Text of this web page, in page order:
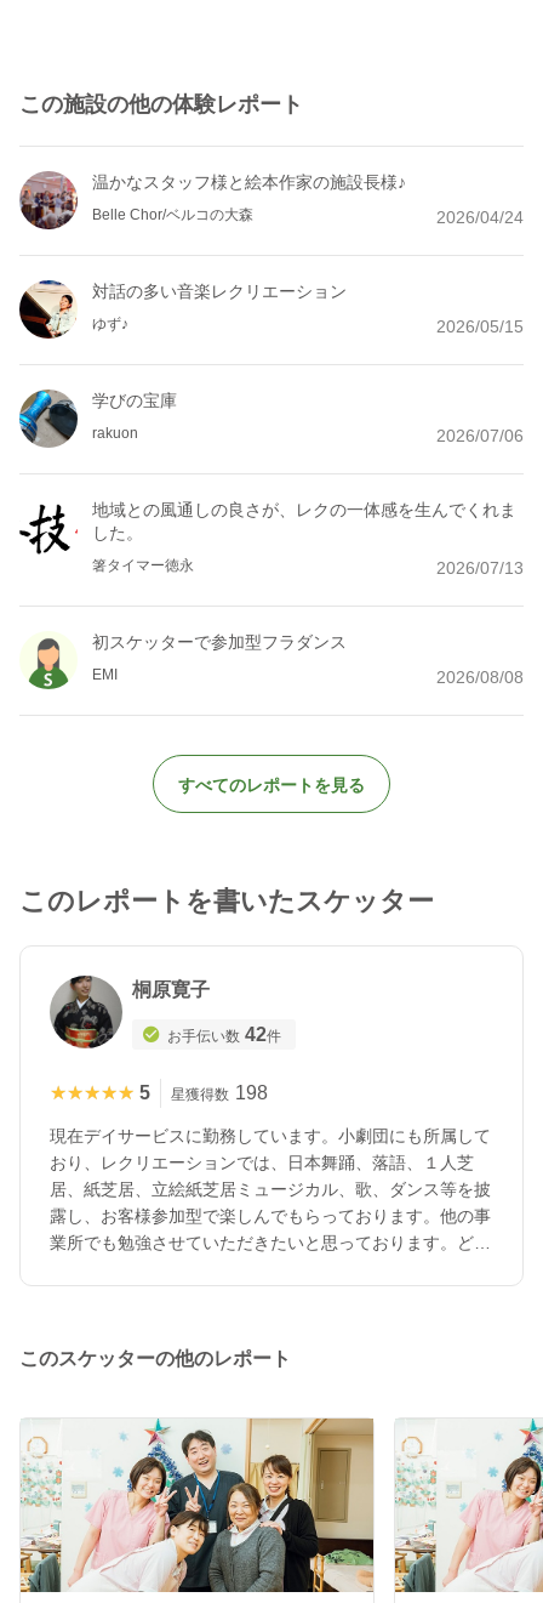
この施設の他の体験レポート
温かなスタッフ様と絵本作家の施設長様♪
Belle Chor/ベルコの大森 2026/04/24
対話の多い音楽レクリエーション
ゆず♪ 2026/05/15
学びの宝庫
rakuon 2026/07/06
地域との風通しの良さが、レクの一体感を生んでくれま
した。
箸タイマー徳永 2026/07/13
初スケッターで参加型フラダンス
EMI 2026/08/08
すべてのレポートを見る
このレポートを書いたスケッター
桐原寛子
お手伝い数 42件
★★★★★
★★★★★ 5 星獲得数 198
現在デイサービスに勤務しています。小劇団にも所属して
おり、レクリエーションでは、日本舞踊、落語、１人芝
居、紙芝居、立絵紙芝居ミュージカル、歌、ダンス等を披
露し、お客様参加型で楽しんでもらっております。他の事
業所でも勉強させていただきたいと思っております。どう
このスケッターの他のレポート